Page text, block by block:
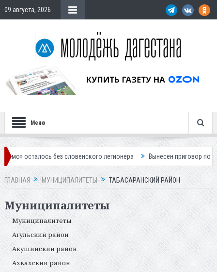
09 августа, 2026
Меню
осталось без словенского легионера Вынесен приговор по делу
ГЛАВНАЯ МУНИЦИПАЛИТЕТЫ ТАБАСАРАНСКИЙ РАЙОН
Муниципалитеты
Муниципалитеты
Агульский район
Акушинский район
Ахвахский район